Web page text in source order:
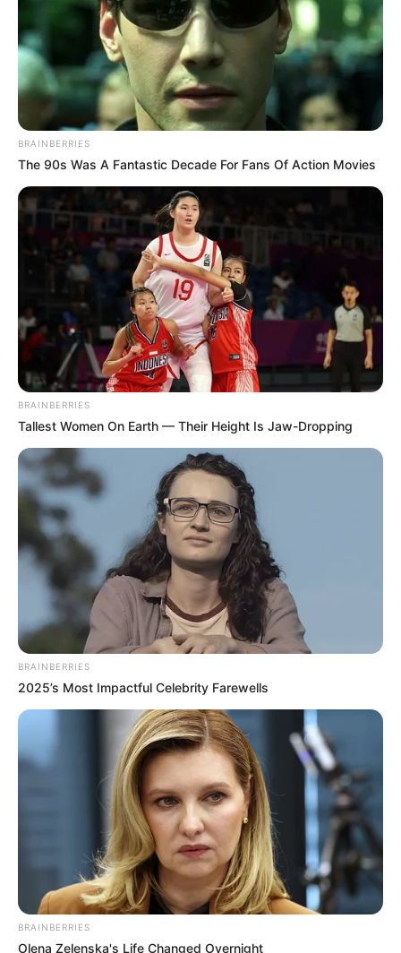
TAGS
ΕΥΒΟΙΑ
ΧΙΟΝΙΑ
ΤΑΥΤΟΤΗΤΑ ΚΑΙ ΕΠΙΚΟΙΝΩΝΙΑ ΟΡΟΙ ΧΡΗΣΗΣ
BRAINBERRIES
The 90s Was A Fantastic Decade For Fans Of Action Movies
BRAINBERRIES
Tallest Women On Earth — Their Height Is Jaw-Dropping
BRAINBERRIES
2025’s Most Impactful Celebrity Farewells
BRAINBERRIES
Olena Zelenska's Life Changed Overnight